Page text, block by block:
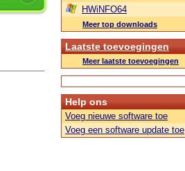
HWiNFO64
Meer top downloads
Laatste toevoegingen
Meer laatste toevoegingen
Help ons
Voeg nieuwe software toe
Voeg een software update toe